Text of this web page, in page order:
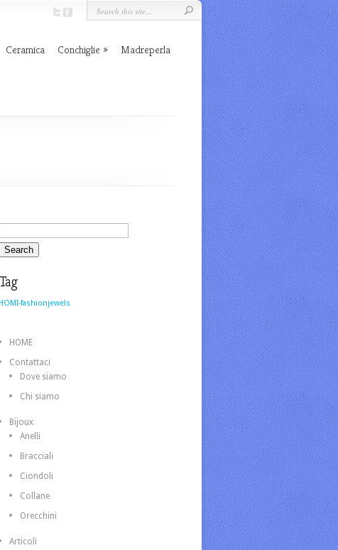
Ceramica Conchiglie Madreperla
Tag
HOMI-fashionjewels
HOME
Contattaci
Dove siamo
Chi siamo
Bijoux
Anelli
Bracciali
Ciondoli
Collane
Orecchini
Articoli